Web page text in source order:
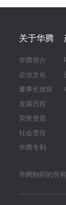
关于华腾
华腾简介
企业文化
董事长致辞
发展历程
荣誉资质
社会责任
华腾专利
华腾制药的所